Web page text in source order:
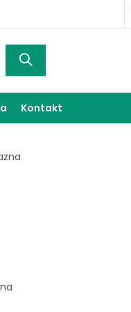
Kontakt